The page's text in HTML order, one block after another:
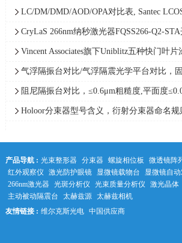
LC/DM/DMD/AOD/OPA对比表, Santec
空间光调制器技术路线解析
CryLaS 266nm纳秒激光器FQSS266-Q2-
报告、现场交付验收
Vincent Associates旗下Uniblitz五种快门叶片
T/Z/ZM/C/P，涵盖吸收、高反等解决方案
气浮隔振台对比/气浮隔震光学平台对比，
水平1.0-1.7Hz，隔振效率高达98%
阻尼隔振台对比，≤0.6μm粗糙度,平面度
10Hz/4-8Hz等阻尼隔振光学平台参数
Holoor分束器型号含义，衍射分束器命名规
产品导航 : 光束整形器 分束器 螺旋相位板 微透镜阵
红外观察仪
激光防护眼镜 显微镜载物台 显微镜自
266nm激光器 光斑分析仪 光束质量分析仪 激光晶体
主动被动隔震台
太赫兹源 太赫兹相机
友情链接 : 维尔克斯光电 中国供应商